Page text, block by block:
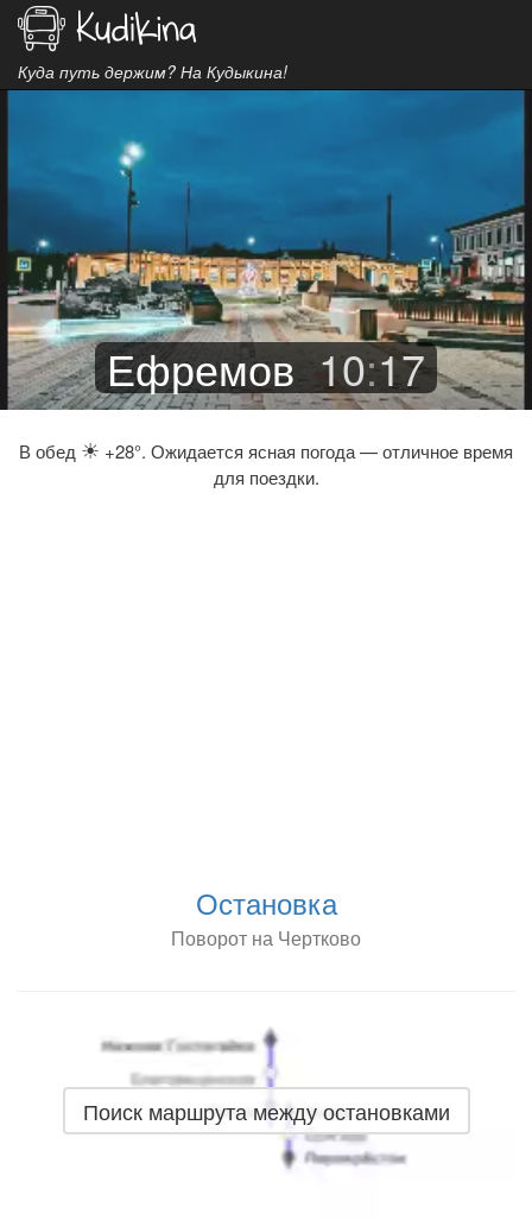
Куда путь держим? На Кудыкина!
Ефремов 10:17
В обед ☀ +28°. Ожидается ясная погода — отличное время
для поездки.
Остановка
Поворот на Чертково
Поиск маршрута между остановками